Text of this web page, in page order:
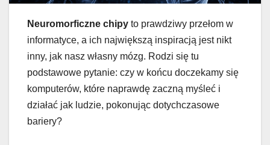
Neuromorficzne chipy to prawdziwy przełom w
informatyce, a ich największą inspiracją jest nikt
inny, jak nasz własny mózg. Rodzi się tu
podstawowe pytanie: czy w końcu doczekamy się
komputerów, które naprawdę zaczną myśleć i
działać jak ludzie, pokonując dotychczasowe
bariery?